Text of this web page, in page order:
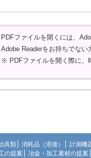
PDFファイルを開くには、
Adobe Readerをお持ちでな
※ PDFファイルを開く際に、
具類 消耗品（溶接）
計測機
の提案
冶金・加工素材の提案